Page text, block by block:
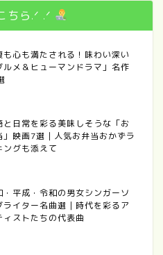
ちら.ᐟ .ᐟ
も心も満たされる！味わい深い
ルメ＆ヒューマンドラマ」名作
と日常を彩る美味しそうな「お
」映画7選｜人気お弁当おかずラ
ングも添えて
・平成・令和の男女シンガーソ
ライター名曲選｜時代を彩るア
ィストたちの代表曲